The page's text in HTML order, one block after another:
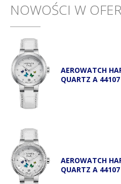
NOWOŚCI W
AEROWATCH
QUARTZ A
AEROWATCH
QUARTZ A